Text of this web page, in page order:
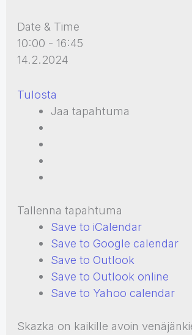
Date & Time
10:00 - 16:45
14.2.2024
Tulosta
Jaa tapahtuma
Tallenna tapahtuma
Save to iCalendar
Save to Google calendar
Save to Outlook
Save to Outlook online
Save to Yahoo calendar
Skazka on kaikille avoin